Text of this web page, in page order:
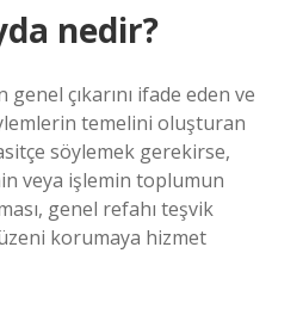
nedir?
çıkarını ifade eden ve
temelini oluşturan
söylemek gerekirse,
veya işlemin toplumun
genel refahı teşvik
korumaya hizmet